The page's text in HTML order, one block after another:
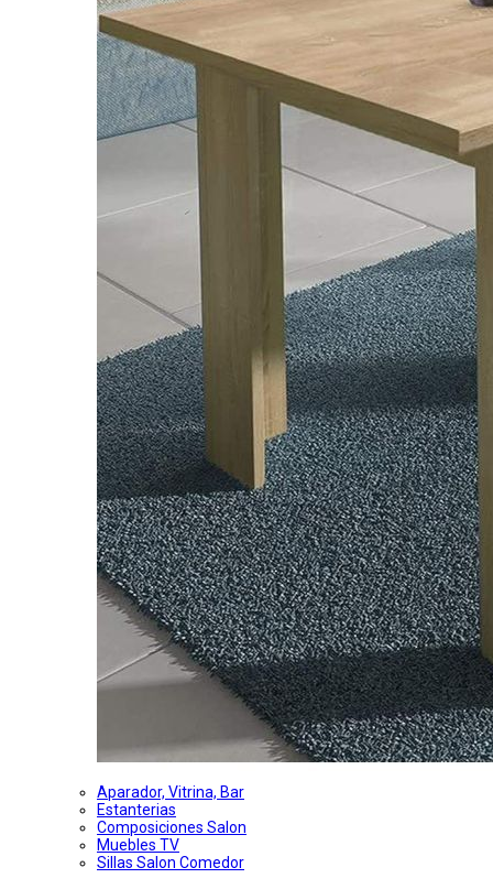
Aparador, Vitrina, Bar
Estanterias
Composiciones Salon
Muebles TV
Sillas Salon Comedor